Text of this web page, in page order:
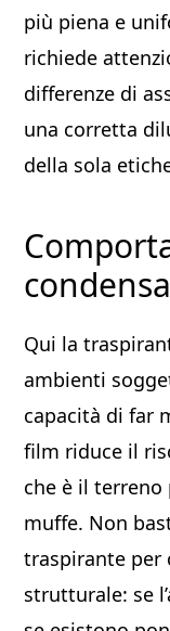
più piena e
richiede
differenze di
una corretta
della sola
Qui la
ambienti
capacità di far
film riduce il
che è il
muffe. Non
traspirante per
strutturale: se